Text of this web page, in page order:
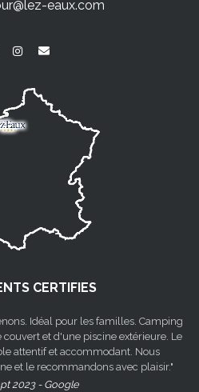
eaux.com
CERTIFIES
Idéal pour les familles. Camping
et d'une piscine extérieure. Le
attentif et accommodant. Nous
et le recommandons avec plaisir."
2023 - Google